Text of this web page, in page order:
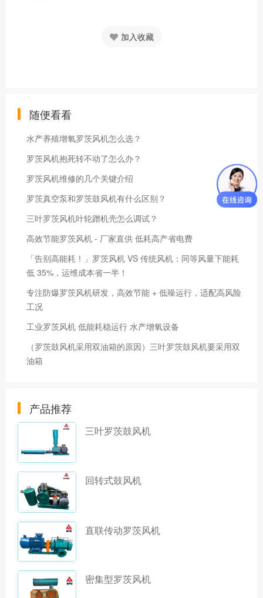
加入收藏
随便看看
水产养殖增氧罗茨风机怎么选？
罗茨风机抱死转不动了怎么办？
罗茨风机维修的几个关键介绍
罗茨真空泵和罗茨鼓风机有什么区别？
三叶罗茨风机叶轮蹭机壳怎么调试？
高效节能罗茨风机 - 厂家直供 低耗高产省电费
「告别高能耗！」罗茨风机 VS 传统风机：同等风量下能耗
低 35%，运维成本省一半！
专注防爆罗茨风机研发，高效节能 + 低噪运行，适配高风险
工况
工业罗茨风机 低能耗稳运行 水产增氧设备
（罗茨鼓风机采用双油箱的原因）三叶罗茨鼓风机要采用双
油箱
产品推荐
三叶罗茨鼓风机
回转式鼓风机
直联传动罗茨风机
密集型罗茨风机